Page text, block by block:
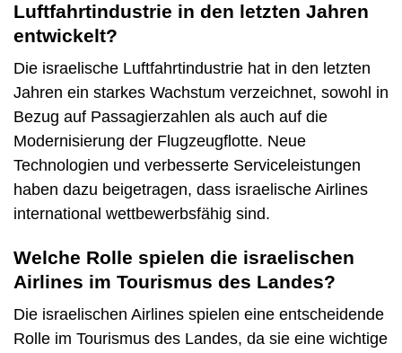
Luftfahrtindustrie in den letzten Jahren
entwickelt?
Die israelische Luftfahrtindustrie hat in den letzten
Jahren ein starkes Wachstum verzeichnet, sowohl in
Bezug auf Passagierzahlen als auch auf die
Modernisierung der Flugzeugflotte. Neue
Technologien und verbesserte Serviceleistungen
haben dazu beigetragen, dass israelische Airlines
international wettbewerbsfähig sind.
Welche Rolle spielen die israelischen
Airlines im Tourismus des Landes?
Die israelischen Airlines spielen eine entscheidende
Rolle im Tourismus des Landes, da sie eine wichtige